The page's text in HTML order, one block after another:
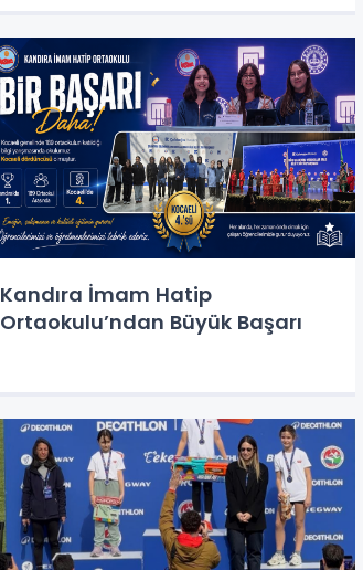
Kandıra İmam Hatip
Ortaokulu’ndan Büyük Başarı